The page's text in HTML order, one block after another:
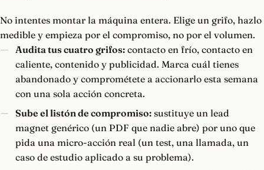
No intentes montar la máquina entera. Elige un grifo, hazlo
medible y empieza por el compromiso, no por el volumen.
Audita tus cuatro grifos:contacto en frío, contacto en
caliente, contenido y publicidad. Marca cuál tienes
abandonado y comprométete a accionarlo esta semana
con una sola acción concreta.
Sube el listón de compromiso:sustituye un lead
magnet genérico (un PDF que nadie abre) por uno que
pida una micro-acción real (un test, una llamada, un
caso de estudio aplicado a su problema).